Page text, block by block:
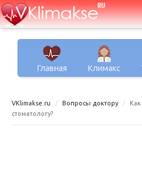
Главная Климакс
VKlimakse.ru Вопросы доктору
стоматологу?